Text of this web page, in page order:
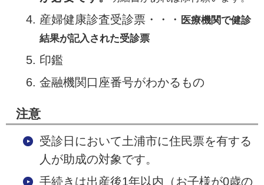
産婦健康診査受診票・・・ 医療機関で健診
結果が記入された受診票
印鑑
金融機関口座番号がわかるもの
注意
受診日において土浦市に住民票を有する
人が助成の対象です。
手続きは出産後1年以内（お子様が0歳の